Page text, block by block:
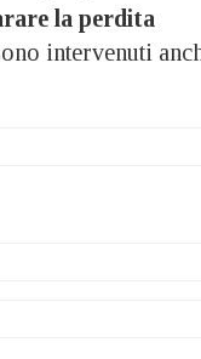
la perdita
intervenuti